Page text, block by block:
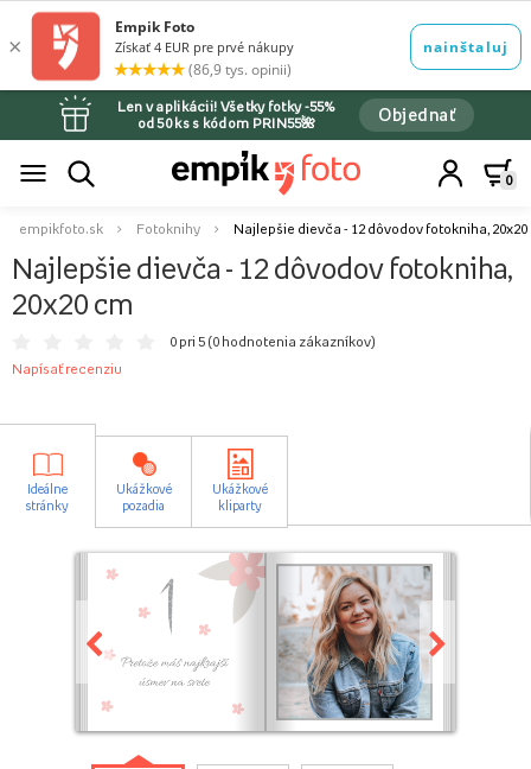
Len v aplikácii! Všetky fotky -55%
od 50 ks s kódom PRIN55🌺
Objednať
0
empikfoto.sk Fotoknihy Najlepšie dievča - 12 dôvodov fotokniha, 20x20
Najlepšie dievča - 12 dôvodov fotokniha,
20x20 cm
0 pri 5 (0 hodnotenia zákazníkov)
Napísať recenziu
Ideálne
stránky
Ukážkové
pozadia
Ukážkové
kliparty